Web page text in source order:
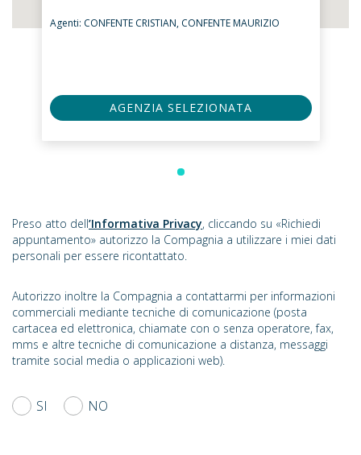
Agenti: CONFENTE CRISTIAN, CONFENTE MAURIZIO
AGENZIA SELEZIONATA
Preso atto dell’Informativa Privacy, cliccando su «Richiedi
appuntamento» autorizzo la Compagnia a utilizzare i miei dati
personali per essere ricontattato.
Autorizzo inoltre la Compagnia a contattarmi per informazioni
commerciali mediante tecniche di comunicazione (posta
cartacea ed elettronica, chiamate con o senza operatore, fax,
mms e altre tecniche di comunicazione a distanza, messaggi
tramite social media o applicazioni web).
SI NO